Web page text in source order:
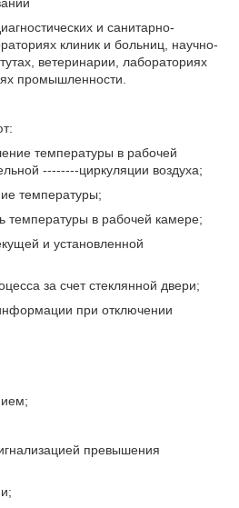
и санитарно-
клиник и больниц, научно-
ветеринарии, лабораториях
промышленности.
температуры в рабочей
--------циркуляции воздуха;
температуры;
температуры в рабочей камере;
и установленной
за счет стеклянной двери;
при отключении
превышения